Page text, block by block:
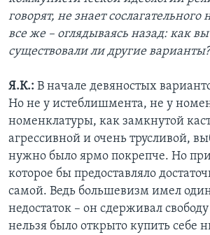
говорят, не знает
все же – оглядываясь назад: как вы
существовали ли другие варианты?
Я.К.: В начале девяностых
Но не у истеблишмента, не у
номенклатуры, как замкнутой
агрессивной и очень трусливой,
нужно было ярмо покрепче. Но при
которое бы предоставляло
самой. Ведь большевизм имел
недостаток – он сдерживал
нельзя было открыто купить себе